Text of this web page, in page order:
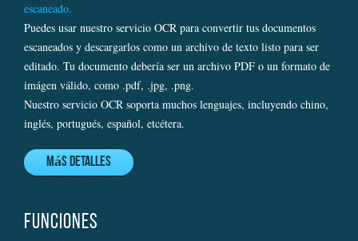
escaneado.
Puedes usar nuestro servicio OCR para convertir tus documentos
escaneados y descargarlos como un archivo de texto listo para ser
editado. Tu documento debería ser un archivo PDF o un formato de
imágen válido, como .pdf, .jpg, .png.
Nuestro servicio OCR soporta muchos lenguajes, incluyendo chino,
inglés, portugués, español, etcétera.
Más detalles
FUNCIONES